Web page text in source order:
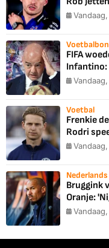
FIFA
Infantino:
Voetbal
Frenkie
Rodri
Vandaag,
Bruggink
Oranje:
Vandaag,